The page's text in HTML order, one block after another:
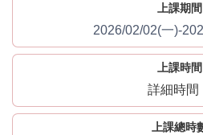
上課期間
2026/02/02(一)-
上課時間
詳細時間
上課總時